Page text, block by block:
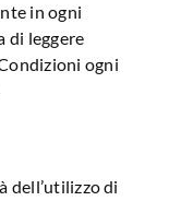
in ogni
di leggere
ogni
dell’utilizzo di